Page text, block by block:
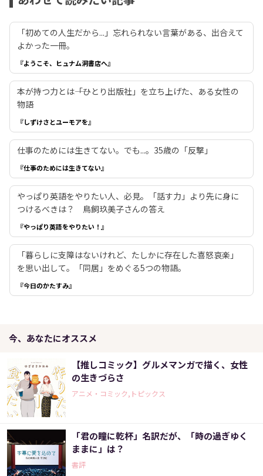
「初めての人生だから...」忘れられない言葉がある、出合えて
よかった一冊。
『ようこそ、ヒュナム洞書店へ』
本が持つ力とは――「ひとり出版社」を立ち上げた、ある女性の
物語
『しずけさとユーモアを』
仕事のためには生きてない。でも...。35歳の「反撃」
『仕事のためには生きてない』
やっぱり英語をやりたい人、必見。「話す力」より先に身に
つけるべきは？ 鳥飼玖美子さんの答え
『やっぱり英語をやりたい！』
「暮らしに支障はないけれど、たしかに存在した喜怒哀楽」
を思い出して。「同居」をめぐる5つの物語。
『今日のかたすみ』
今、あなたにオススメ
【推しコミック】グルメマンガで描く、女性
の生きづらさ
アニメ・コミック,トピックス
「君の瞳に乾杯」名訳だが、「時の過ぎゆく
ままに」は？
書評